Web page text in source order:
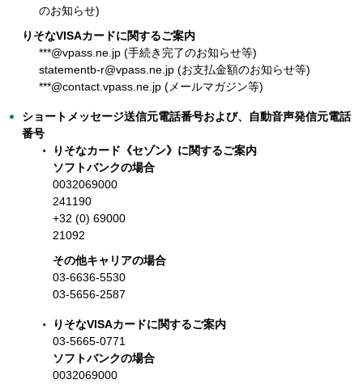
のお知らせ)
りそなVISAカードに関するご案内
***@vpass.ne.jp (手続き完了のお知らせ等)
statementb-r@vpass.ne.jp (お支払金額のお知らせ等)
***@contact.vpass.ne.jp (メールマガジン等)
ショートメッセージ送信元電話番号および、自動音声発信元電話
番号
りそなカード《セゾン》に関するご案内
ソフトバンクの場合
0032069000
241190
+32 (0) 69000
21092
その他キャリアの場合
03-6636-5530
03-5656-2587
りそなVISAカードに関するご案内
03-5665-0771
ソフトバンクの場合
0032069000